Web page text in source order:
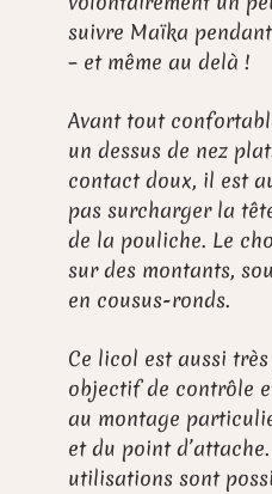
suivre Maïka
– et même au delà !
Avant tout
un dessus de nez
contact doux, il est
pas surcharger la
de la pouliche. Le
sur des montants,
en cousus-ronds.
Ce licol est aussi
objectif de contrôle
au montage
et du point
utilisations sont